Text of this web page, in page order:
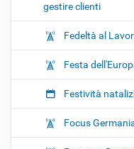
gestire clienti
Fedeltà al
Festa
Festività
Focus